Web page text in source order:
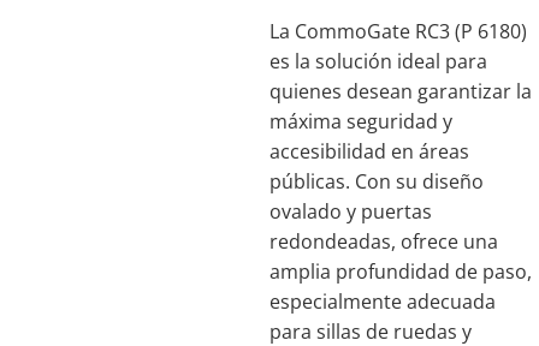
La CommoGate RC3 (P 6180)
es la solución ideal para
quienes desean garantizar la
máxima seguridad y
accesibilidad en áreas
públicas. Con su diseño
ovalado y puertas
redondeadas, ofrece una
amplia profundidad de paso,
especialmente adecuada
para sillas de ruedas y